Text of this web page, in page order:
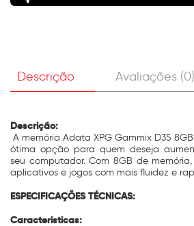
Descrição Avaliações (0)
Descrição:
A memória Adata XPG Gammix D35
ótima opção para quem deseja
seu computador. Com 8GB de
aplicativos e jogos com mais fluidez e
ESPECIFICAÇÕES TÉCNICAS:
Caracteristicas: